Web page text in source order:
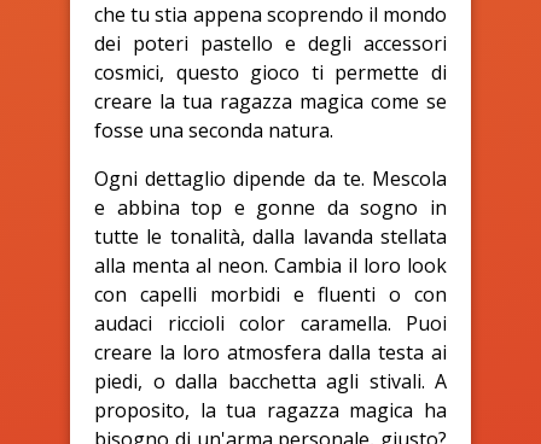
che tu stia appena scoprendo il mondo
dei poteri pastello e degli accessori
cosmici, questo gioco ti permette di
creare la tua ragazza magica come se
fosse una seconda natura.
Ogni dettaglio dipende da te. Mescola
e abbina top e gonne da sogno in
tutte le tonalità, dalla lavanda stellata
alla menta al neon. Cambia il loro look
con capelli morbidi e fluenti o con
audaci riccioli color caramella. Puoi
creare la loro atmosfera dalla testa ai
piedi, o dalla bacchetta agli stivali. A
proposito, la tua ragazza magica ha